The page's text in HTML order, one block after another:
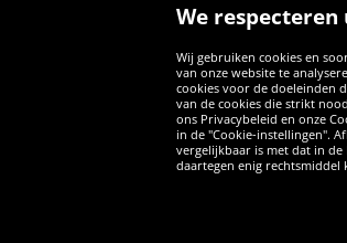
We
Wij gebruiken cookies en
van onze website te
cookies voor de doeleinden
van de cookies die strikt
ons Privacybeleid en onze
in de "Cookie-instellingen".
vergelijkbaar is met dat in
daartegen enig rechtsmiddel